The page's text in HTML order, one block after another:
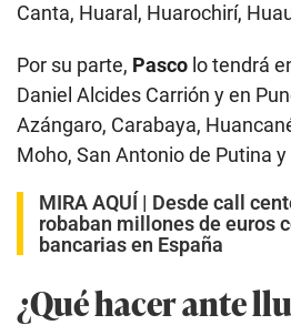
Canta, Huaral, Huarochirí,
Por su parte, Pasco lo tendrá
Daniel Alcides Carrión y en
Azángaro, Carabaya,
Moho, San Antonio de Putina y
MIRA AQUÍ | Desde call
robaban millones de euros
bancarias en España
¿Qué hacer ante